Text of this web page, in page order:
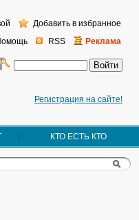
Регистрация на сайте!
RSS Реклама
Добавить в избранное
КТО ЕСТЬ КТО